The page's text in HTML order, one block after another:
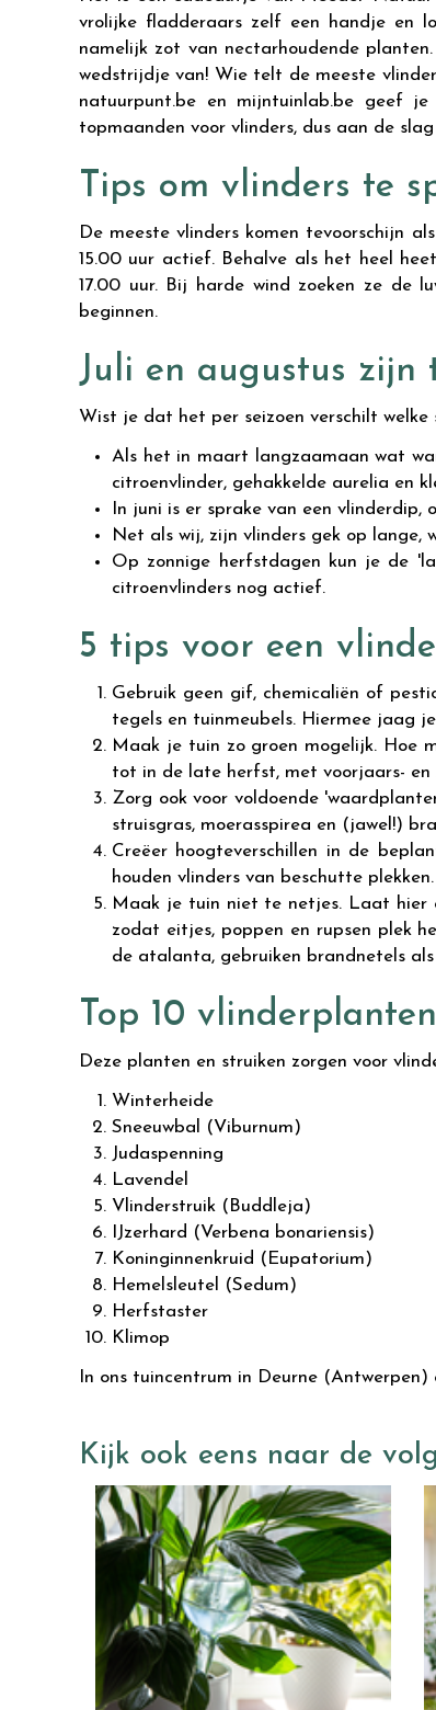
vrolijke fladderaars zelf een handje en
namelijk zot van nectarhoudende
wedstrijdje van! Wie telt de meeste
natuurpunt.be en mijntuinlab.be geef
topmaanden voor vlinders, dus aan de
Tips om vlinders te
De meeste vlinders komen tevoorschijn
15.00 uur actief. Behalve als het heel
17.00 uur. Bij harde wind zoeken ze
beginnen.
Juli en augustus zijn
Wist je dat het per seizoen verschilt welke
Als het in maart langzaamaan wat
citroenvlinder, gehakkelde aurelia en
In juni is er sprake van een
Net als wij, zijn vlinders gek op lange,
Op zonnige herfstdagen kun je de
citroenvlinders nog actief.
5 tips voor een
Gebruik geen gif, chemicaliën of
tegels en tuinmeubels. Hiermee jaag
Maak je tuin zo groen mogelijk. Hoe
tot in de late herfst, met voorjaars- en
Zorg ook voor voldoende
struisgras, moerasspirea en (jawel!)
Creëer hoogteverschillen in de
houden vlinders van beschutte plekken.
Maak je tuin niet te netjes. Laat hier
zodat eitjes, poppen en rupsen plek
de atalanta, gebruiken brandnetels
Top 10 vlinderplanten
Deze planten en struiken zorgen voor
Winterheide
Sneeuwbal (Viburnum)
Judaspenning
Lavendel
Vlinderstruik (Buddleja)
IJzerhard (Verbena bonariensis)
Koninginnenkruid (Eupatorium)
Hemelsleutel (Sedum)
Herfstaster
Klimop
In ons tuincentrum in Deurne
Kijk ook eens naar de